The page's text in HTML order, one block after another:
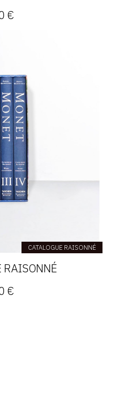
€
CATALOGUE RAISONNÉ
RAISONNÉ
€